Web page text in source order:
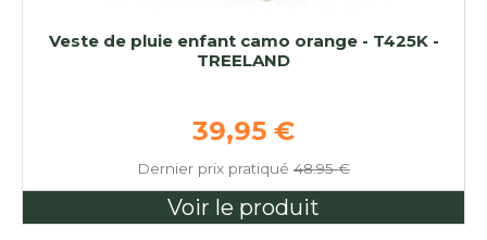
Veste de pluie enfant camo orange - T425K -
TREELAND
Prix de base
39,95 €
Dernier prix pratiqué 48.95 €
Voir le produit